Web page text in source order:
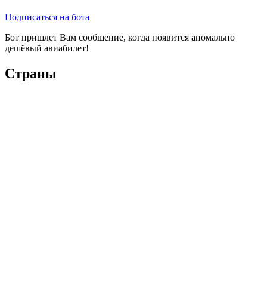
Подписаться на бота
Бот пришлет Вам сообщение, когда появится аномально
дешёвый авиабилет!
Страны